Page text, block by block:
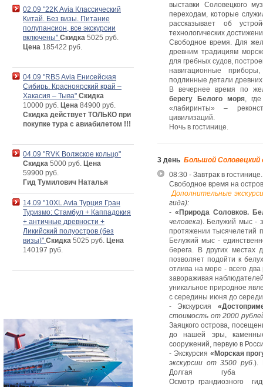
выставки Соловецкого
переходам, которые
рассказывает об
технологических
Свободное время. Для
древним традициям
для гребных судов,
навигационные
подлинные детали древних
В вечернее время по
берегу Белого моря,
«лабиринты» –
цивилизаций.
Ночь в гостинице.
3 день Большой Соловецкий
08:30 - Завтрак в гостинице.
Свободное время на
Дополнительные
гида):
- «Природа Соловков.
человека). Белужий мыс -
протяжении тысячелетий
Белужий мыс -
берега. В других местах
позволяет подойти к
отлива на море - всего
завораживая
уникальное природное
с середины июня до
- Экскурсия
стоимость от 2000
Заяцкого острова,
до нашей эры,
сооружений, первую в
- Экскурсия «Морская
экскурсии от 3500 руб.).
Долгая губа
Осмотр грандиозного
02.09 "22K Avia Классический
Китай. Без визы. Питание
полупансион, все экскурсии
включены" Скидка 5025 руб.
Цена 185422 руб.
04.09 "RBS Avia Енисейская
Сибирь. Красноярский край –
Хакасия – Тыва" Скидка
10000 руб. Цена 84900 руб.
Скидка действует ТОЛЬКО при
покупке тура с авиабилетом !!!
04.09 "RVK Волжское кольцо"
Скидка 5000 руб. Цена
59900 руб.
Гид Тумилович Наталья
14.09 "10XL Avia Турция Гран
Туризмо: Стамбул + Каппадокия
+ античные древности +
Ликийский полуостров (без
визы)" Скидка 5025 руб. Цена
140197 руб.